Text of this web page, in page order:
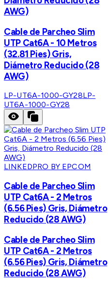
AWG)
Cable de Parcheo Slim
UTP Cat6A - 10 Metros
(32.81 Pies) Gris,
Diámetro Reducido (28
AWG)
LP-UT6A-1000-GY28LP-
UT6A-1000-GY28
LINKEDPRO BY EPCOM
Cable de Parcheo Slim
UTP Cat6A - 2 Metros
(6.56 Pies) Gris, Diámetro
Reducido (28 AWG)
Cable de Parcheo Slim
UTP Cat6A - 2 Metros
(6.56 Pies) Gris, Diámetro
Reducido (28 AWG)